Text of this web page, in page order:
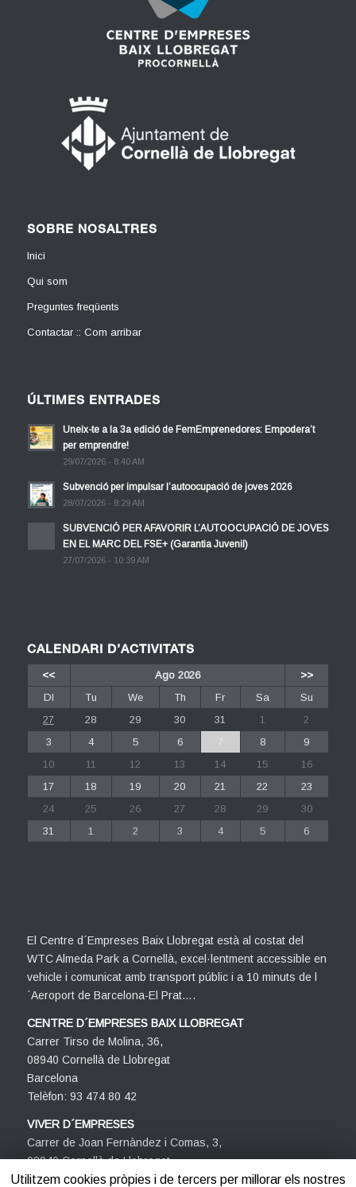
SOBRE NOSALTRES
Inici
Qui som
Preguntes freqüents
Contactar :: Com arribar
ÚLTIMES ENTRADES
Uneix-te a la 3a edició de FemEmprenedores: Empodera’t
per emprendre!
29/07/2026 - 8:40 AM
Subvenció per impulsar l’autoocupació de joves 2026
28/07/2026 - 8:29 AM
SUBVENCIÓ PER AFAVORIR L’AUTOOCUPACIÓ DE JOVES
EN EL MARC DEL FSE+ (Garantia Juvenil)
27/07/2026 - 10:39 AM
CALENDARI D’ACTIVITATS
<< Ago 2026
>>
Dl
Tu We Th Fr Sa
Su
27
28 29 30 31 1
2
3
4 5 6 7 8
9
10
11 12 13 14 15
16
17
18 19 20 21 22
23
24
25 26 27 28 29
30
31
1 2 3 4 5 6
El Centre d´Empreses Baix Llobregat està al costat del
WTC Almeda Park a Cornellà, excel·lentment accessible en
vehicle i comunicat amb transport públic i a 10 minuts de l
´Aeroport de Barcelona-El Prat….
CENTRE D´EMPRESES BAIX LLOBREGAT
Carrer Tirso de Molina, 36,
08940 Cornellà de Llobregat
Barcelona
Telèfon: 93 474 80 42
VIVER D´EMPRESES
Carrer de Joan Fernàndez i Comas, 3,
08940 Cornellà de Llobregat
Barcelona
Utilitzem cookies pròpies i de tercers per millorar els nostres